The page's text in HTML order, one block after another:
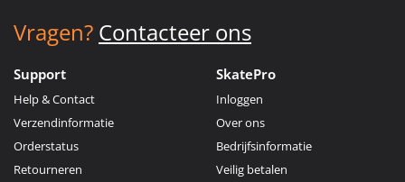
Vragen? Contacteer ons
Support
Help & Contact
Verzendinformatie
Orderstatus
Retourneren
SkatePro
Inloggen
Over ons
Bedrijfsinformatie
Veilig betalen